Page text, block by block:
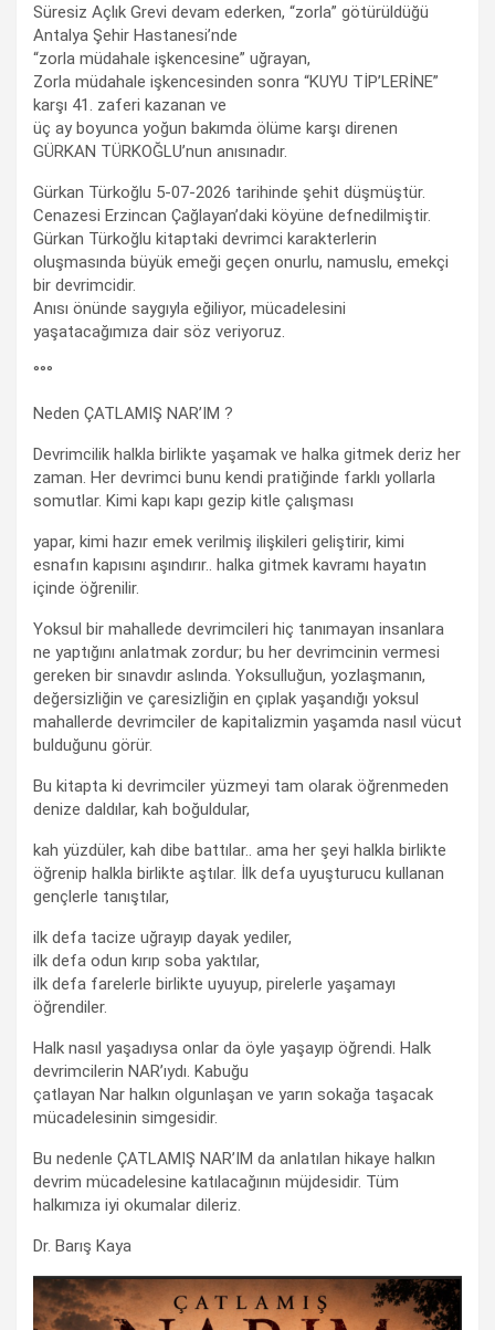
Süresiz Açlık Grevi devam ederken, “zorla” götürüldüğü
Antalya Şehir Hastanesi’nde
“zorla müdahale işkencesine” uğrayan,
Zorla müdahale işkencesinden sonra “KUYU TİP’LERİNE”
karşı 41. zaferi kazanan ve
üç ay boyunca yoğun bakımda ölüme karşı direnen
GÜRKAN TÜRKOĞLU’nun anısınadır.
Gürkan Türkoğlu 5-07-2026 tarihinde şehit düşmüştür.
Cenazesi Erzincan Çağlayan’daki köyüne defnedilmiştir.
Gürkan Türkoğlu kitaptaki devrimci karakterlerin
oluşmasında büyük emeği geçen onurlu, namuslu, emekçi
bir devrimcidir.
Anısı önünde saygıyla eğiliyor, mücadelesini
yaşatacağımıza dair söz veriyoruz.
°°°
Neden ÇATLAMIŞ NAR’IM ?
Devrimcilik halkla birlikte yaşamak ve halka gitmek deriz her
zaman. Her devrimci bunu kendi pratiğinde farklı yollarla
somutlar. Kimi kapı kapı gezip kitle çalışması
yapar, kimi hazır emek verilmiş ilişkileri geliştirir, kimi
esnafın kapısını aşındırır.. halka gitmek kavramı hayatın
içinde öğrenilir.
Yoksul bir mahallede devrimcileri hiç tanımayan insanlara
ne yaptığını anlatmak zordur; bu her devrimcinin vermesi
gereken bir sınavdır aslında. Yoksulluğun, yozlaşmanın,
değersizliğin ve çaresizliğin en çıplak yaşandığı yoksul
mahallerde devrimciler de kapitalizmin yaşamda nasıl vücut
bulduğunu görür.
Bu kitapta ki devrimciler yüzmeyi tam olarak öğrenmeden
denize daldılar, kah boğuldular,
kah yüzdüler, kah dibe battılar.. ama her şeyi halkla birlikte
öğrenip halkla birlikte aştılar. İlk defa uyuşturucu kullanan
gençlerle tanıştılar,
ilk defa tacize uğrayıp dayak yediler,
ilk defa odun kırıp soba yaktılar,
ilk defa farelerle birlikte uyuyup, pirelerle yaşamayı
öğrendiler.
Halk nasıl yaşadıysa onlar da öyle yaşayıp öğrendi. Halk
devrimcilerin NAR’ıydı. Kabuğu
çatlayan Nar halkın olgunlaşan ve yarın sokağa taşacak
mücadelesinin simgesidir.
Bu nedenle ÇATLAMIŞ NAR’IM da anlatılan hikaye halkın
devrim mücadelesine katılacağının müjdesidir. Tüm
halkımıza iyi okumalar dileriz.
Dr. Barış Kaya